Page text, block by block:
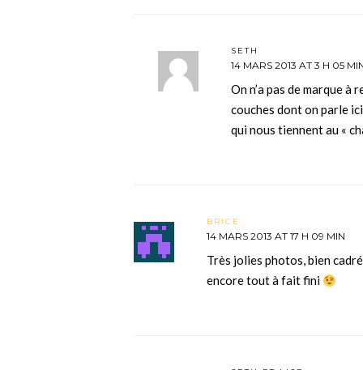
SETH
14 MARS 2013 AT 3 H 05
On n’a pas de marque à
couches dont on parle
qui nous tiennent au «
BRICE
14 MARS 2013 AT 17 H 09 MIN
Très jolies photos, bien
encore tout à fait fini